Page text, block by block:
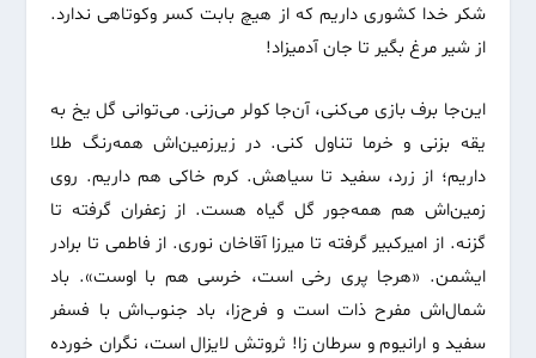
شکر خدا کشوری داریم که از هیچ بابت کسر وکوتاهی ندارد.
از شیر مرغ بگیر تا جان آدمیزاد!
​این‌جا برف بازی می‌کنی، آن‌جا کولر می‌زنی. می‌توانی گل یخ به
یقه بزنی و خرما تناول کنی. در زیرزمین‌اش همه‌رنگ طلا
داریم؛ از زرد، سفید تا سیاهش. کرم خاکی هم داریم. روی
زمین‌اش هم همه‌جور گل گیاه هست. از زعفران گرفته تا
گزنه. از امیرکبیر گرفته تا میرزا آقاخان نوری. از فاطمی تا برادر
ایشمن. «هرجا پری رخی است، خرسی هم با اوست». باد
شمال‌اش مفرح ذات است و فرح‌زا، باد جنوب‌اش با فسفر
سفید و ارانیوم و سرطان زا! ثروتش لایزال است، نگران خورده